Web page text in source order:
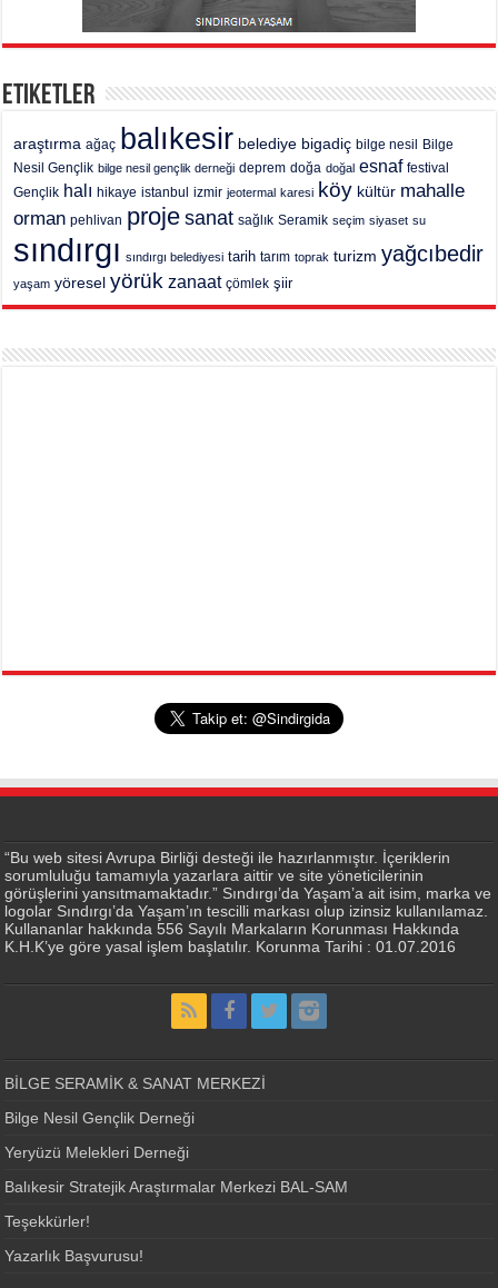
Etiketler
araştırma ağaç balıkesir belediye bigadiç bilge nesil
Bilge
Nesil Gençlik bilge nesil gençlik derneği deprem doğa doğal esnaf festival
Gençlik halı hikaye istanbul izmir jeotermal karesi köy kültür mahalle
orman pehlivan proje sanat sağlık Seramik seçim siyaset su
sındırgı sındırgı belediyesi tarih tarım toprak turizm yağcıbedir
yaşam yöresel yörük zanaat çömlek şiir
“Bu web sitesi Avrupa Birliği desteği ile hazırlanmıştır. İçeriklerin
sorumluluğu tamamıyla yazarlara aittir ve site yöneticilerinin
görüşlerini yansıtmamaktadır.” Sındırgı’da Yaşam’a ait isim, marka ve
logolar Sındırgı’da Yaşam’ın tescilli markası olup izinsiz kullanılamaz.
Kullananlar hakkında 556 Sayılı Markaların Korunması Hakkında
K.H.K’ye göre yasal işlem başlatılır. Korunma Tarihi : 01.07.2016
BİLGE SERAMİK & SANAT MERKEZİ
Bilge Nesil Gençlik Derneği
Yeryüzü Melekleri Derneği
Balıkesir Stratejik Araştırmalar Merkezi BAL-SAM
Teşekkürler!
Yazarlık Başvurusu!